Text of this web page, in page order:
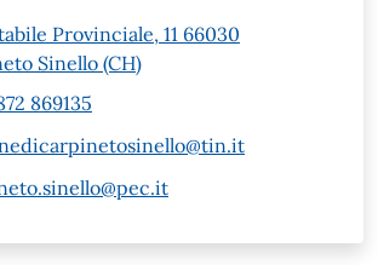
Provinciale, 11 66030
Sinello (CH)
869135